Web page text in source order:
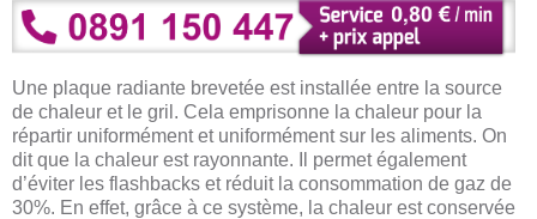
Une plaque radiante brevetée est installée entre la source
de chaleur et le gril. Cela emprisonne la chaleur pour la
répartir uniformément et uniformément sur les aliments. On
dit que la chaleur est rayonnante. Il permet également
d’éviter les flashbacks et réduit la consommation de gaz de
30%. En effet, grâce à ce système, la chaleur est conservée